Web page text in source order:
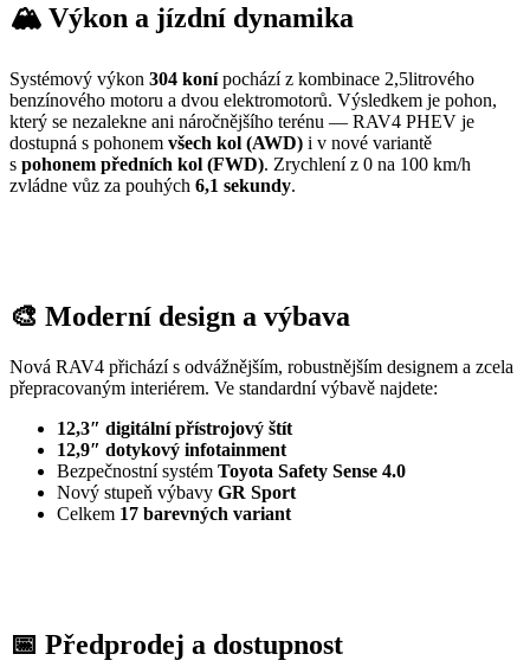
🏔️ Výkon a jízdní dynamika
Systémový výkon 304 konípochází z kombinace 2,5litrového
benzínového motoru a dvou elektromotorů. Výsledkem je pohon,
který se nezalekne ani náročnějšího terénu — RAV4 PHEV je
dostupná s pohonem všech kol (AWD) i v nové variantě
s pohonem předních kol (FWD). Zrychlení z 0 na 100 km/h
zvládne vůz za pouhých 6,1 sekundy.
🎨 Moderní design a výbava
Nová RAV4 přichází s odvážnějším, robustnějším designem a zcela
přepracovaným interiérem. Ve standardní výbavě najdete:
12,3″ digitální přístrojový štít
12,9″ dotykový infotainment
Bezpečnostní systém Toyota Safety Sense 4.0
Nový stupeň výbavy GR Sport
Celkem 17 barevných variant
📅 Předprodej a dostupnost